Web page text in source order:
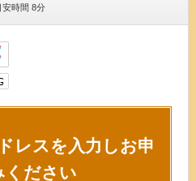
時間 8分
レスを入力しお申
ください